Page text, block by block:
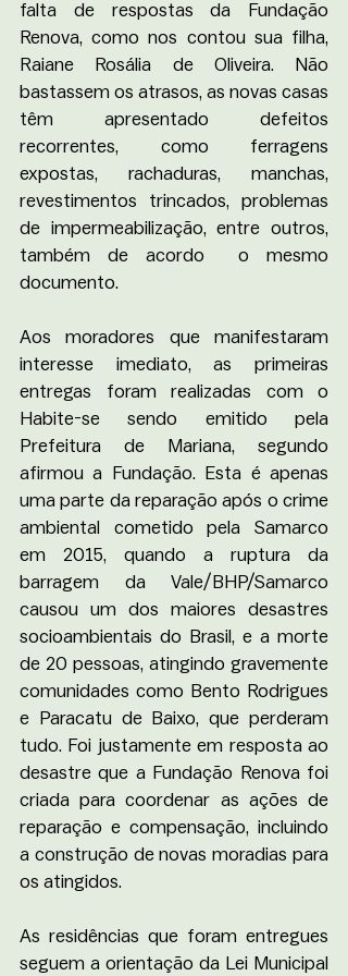
falta de respostas da Fundação
Renova, como nos contou sua filha,
Raiane Rosália de Oliveira. Não
bastassem os atrasos, as novas casas
têm apresentado defeitos
recorrentes, como ferragens
expostas, rachaduras, manchas,
revestimentos trincados, problemas
de impermeabilização, entre outros,
também de acordo  o mesmo
documento.
Aos moradores que manifestaram
interesse imediato, as primeiras
entregas foram realizadas com o
Habite-se sendo emitido pela
Prefeitura de Mariana, segundo
afirmou a Fundação. Esta é apenas
uma parte da reparação após o crime
ambiental cometido pela Samarco
em 2015, quando a ruptura da
barragem da Vale/BHP/Samarco
causou um dos maiores desastres
socioambientais do Brasil, e a morte
de 20 pessoas, atingindo gravemente
comunidades como Bento Rodrigues
e Paracatu de Baixo, que perderam
tudo. Foi justamente em resposta ao
desastre que a Fundação Renova foi
criada para coordenar as ações de
reparação e compensação, incluindo
a construção de novas moradias para
os atingidos.
As residências que foram entregues
seguem a orientação da Lei Municipal